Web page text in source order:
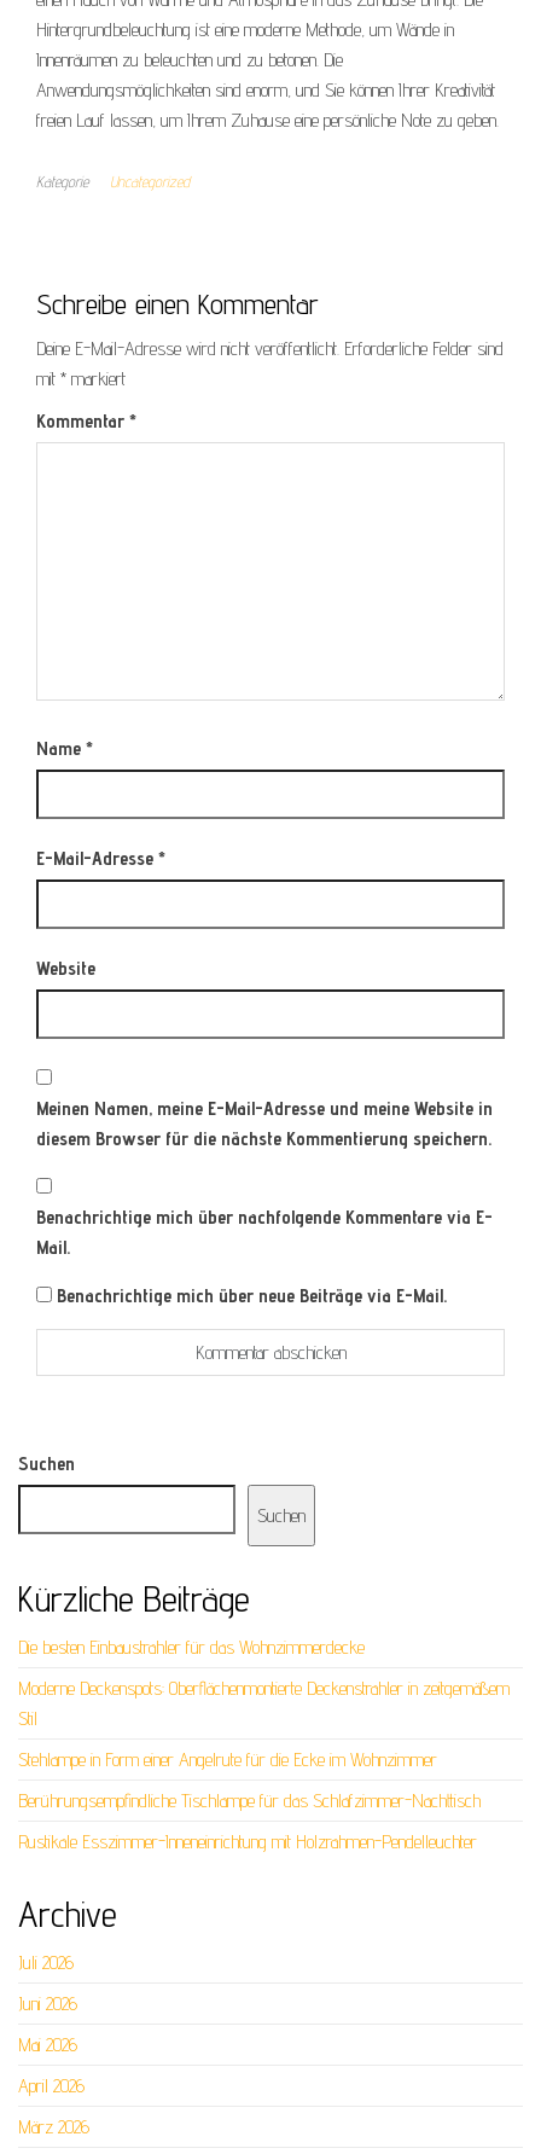
Hintergrundbeleuchtung ist eine moderne Methode, um Wände in
Innenräumen zu beleuchten und zu betonen. Die
Anwendungsmöglichkeiten sind enorm, und Sie können Ihrer Kreativität
freien Lauf lassen, um Ihrem Zuhause eine persönliche Note zu geben.
Kategorie Uncategorized
Schreibe einen Kommentar
Deine E-Mail-Adresse wird nicht veröffentlicht. Erforderliche Felder sind
mit * markiert
Kommentar *
Name *
E-Mail-Adresse *
Website
Meinen Namen, meine E-Mail-Adresse und meine Website in
diesem Browser für die nächste Kommentierung speichern.
Benachrichtige mich über nachfolgende Kommentare via E-
Mail.
Benachrichtige mich über neue Beiträge via E-Mail.
Suchen
Suchen
Kürzliche Beiträge
Die besten Einbaustrahler für das Wohnzimmerdecke
Moderne Deckenspots: Oberflächenmontierte Deckenstrahler in zeitgemäßem
Stil
Stehlampe in Form einer Angelrute für die Ecke im Wohnzimmer
Berührungsempfindliche Tischlampe für das Schlafzimmer-Nachttisch
Rustikale Esszimmer-Inneneinrichtung mit Holzrahmen-Pendelleuchter
Archive
Juli 2026
Juni 2026
Mai 2026
April 2026
März 2026